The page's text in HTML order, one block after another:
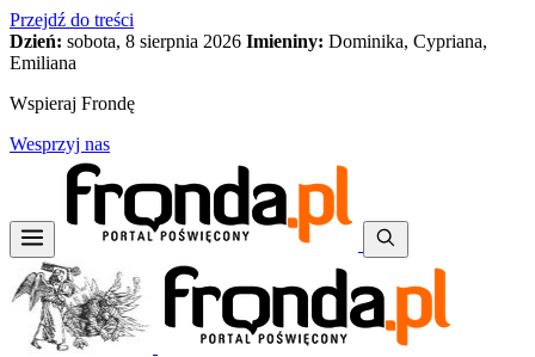
Przejdź do treści
Dzień: sobota, 8 sierpnia 2026 Imieniny: Dominika, Cypriana,
Emiliana
Wspieraj Frondę
Wesprzyj nas